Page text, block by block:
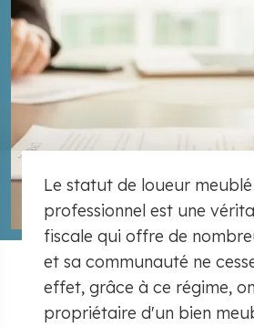
Le statut de loueur
professionnel est une
fiscale qui offre de
et sa communauté ne
effet, grâce à ce régime,
propriétaire d'un bien